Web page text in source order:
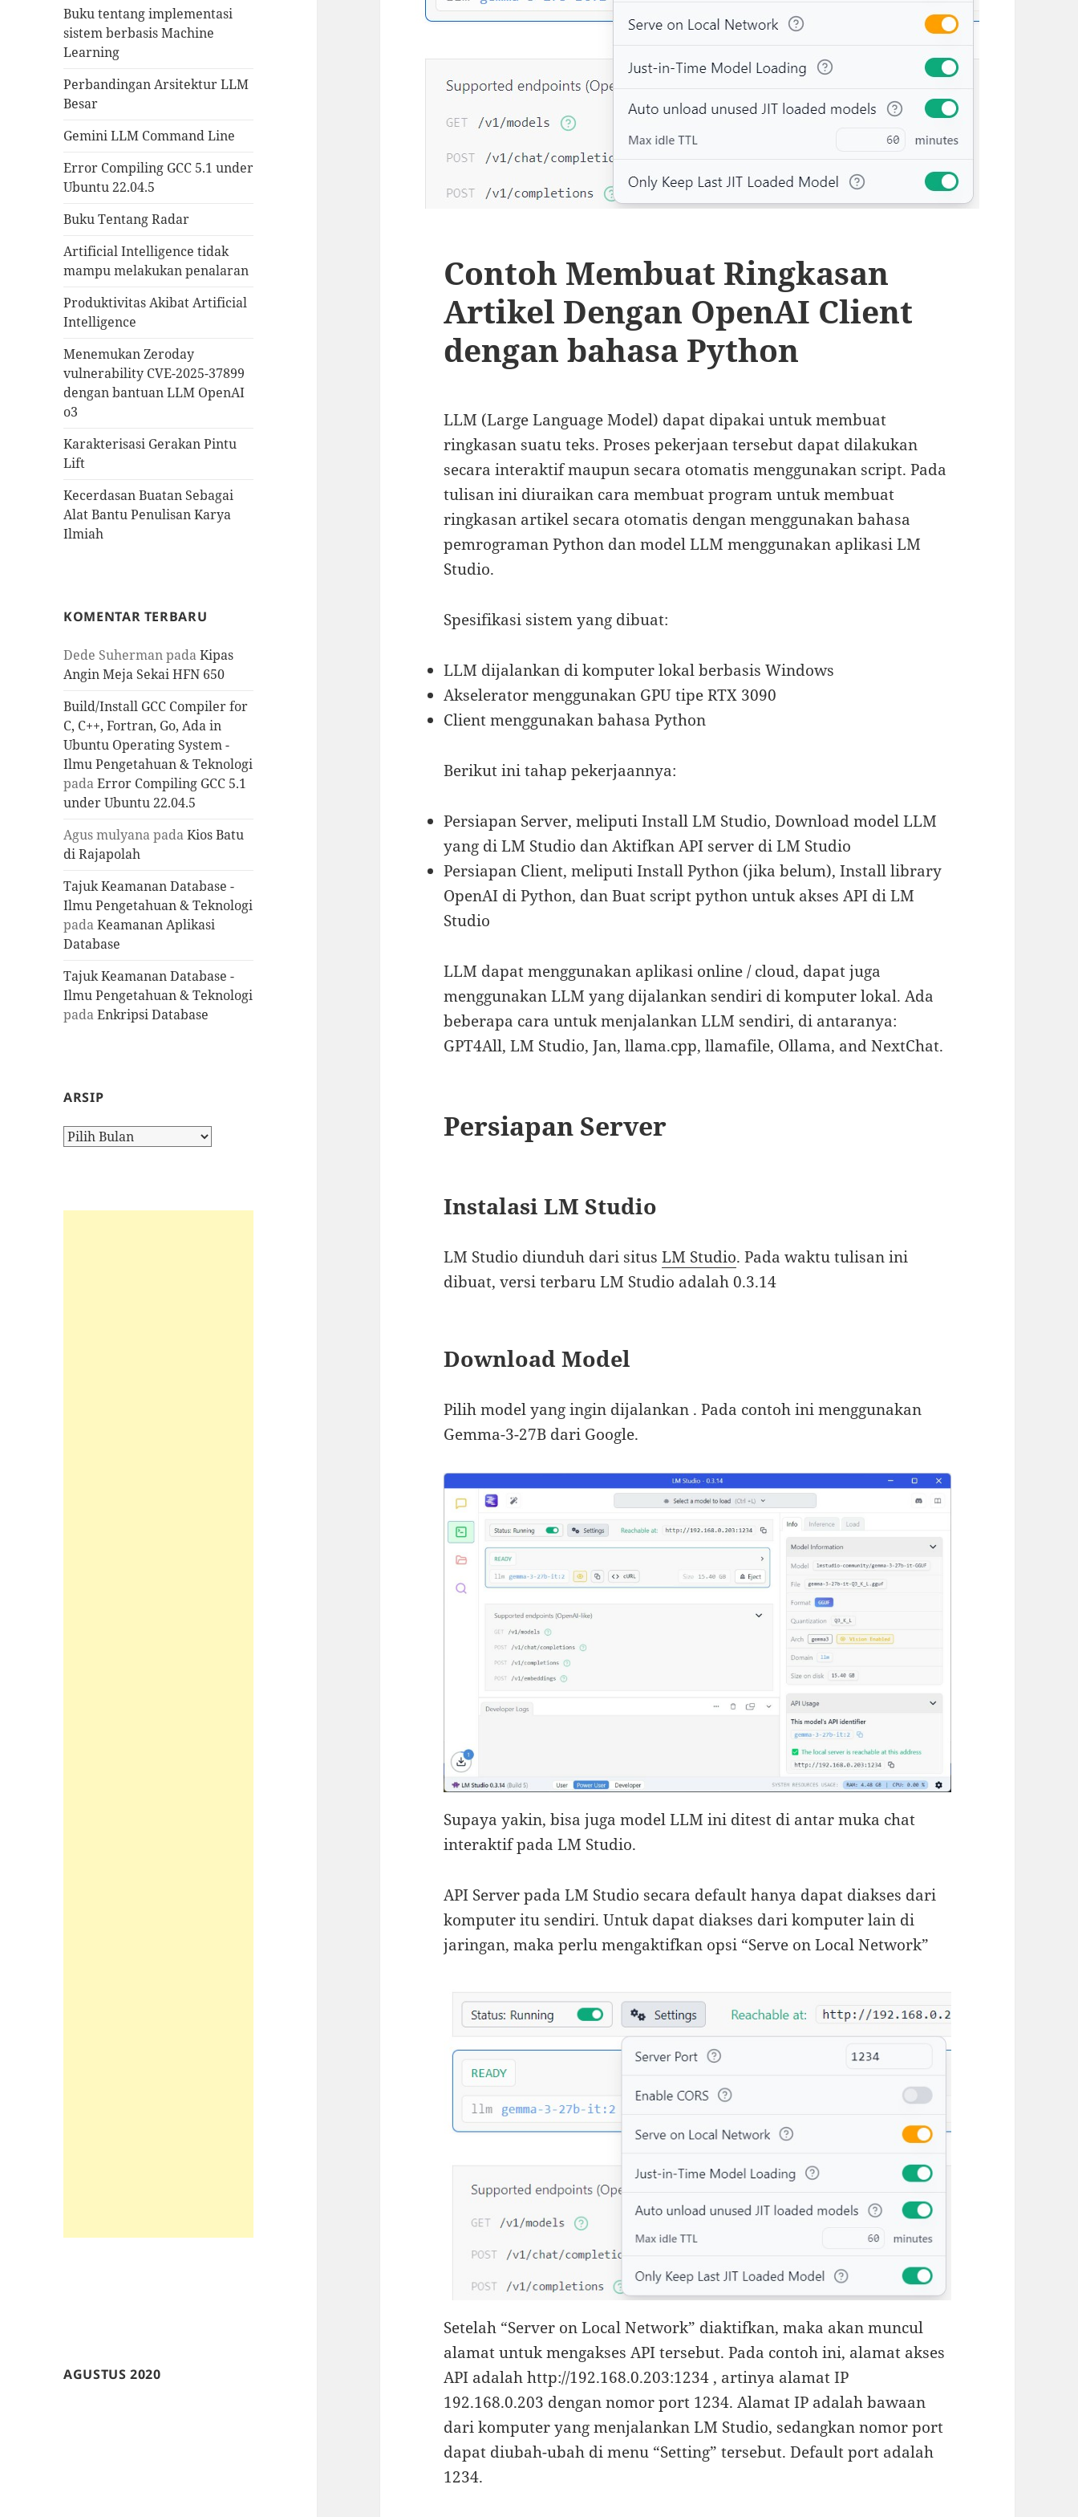
Buku tentang implementasi
sistem berbasis Machine
Learning
Perbandingan Arsitektur LLM
Besar
Gemini LLM Command Line
Error Compiling GCC 5.1 under
Ubuntu 22.04.5
Buku Tentang Radar
Artificial Intelligence tidak
mampu melakukan penalaran
Produktivitas Akibat Artificial
Intelligence
Menemukan Zeroday
vulnerability CVE-2025-37899
dengan bantuan LLM OpenAI
o3
Karakterisasi Gerakan Pintu
Lift
Kecerdasan Buatan Sebagai
Alat Bantu Penulisan Karya
Ilmiah
KOMENTAR TERBARU
Dede SuhermanpadaKipas
Angin Meja Sekai HFN 650
Build/Install GCC Compiler for
C, C++, Fortran, Go, Ada in
Ubuntu Operating System -
Ilmu Pengetahuan & Teknologi
padaError Compiling GCC 5.1
under Ubuntu 22.04.5
Agus mulyanapadaKios Batu
di Rajapolah
Tajuk Keamanan Database -
Ilmu Pengetahuan & Teknologi
padaKeamanan Aplikasi
Database
Tajuk Keamanan Database -
Ilmu Pengetahuan & Teknologi
padaEnkripsi Database
ARSIP
Arsip
AGUSTUS 2020
Contoh Membuat Ringkasan
Artikel Dengan OpenAI Client
dengan bahasa Python
LLM (Large Language Model) dapat dipakai untuk membuat
ringkasan suatu teks. Proses pekerjaan tersebut dapat dilakukan
secara interaktif maupun secara otomatis menggunakan script. Pada
tulisan ini diuraikan cara membuat program untuk membuat
ringkasan artikel secara otomatis dengan menggunakan bahasa
pemrograman Python dan model LLM menggunakan aplikasi LM
Studio.
Spesifikasi sistem yang dibuat:
LLM dijalankan di komputer lokal berbasis Windows
Akselerator menggunakan GPU tipe RTX 3090
Client menggunakan bahasa Python
Berikut ini tahap pekerjaannya:
Persiapan Server, meliputi Install LM Studio, Download model LLM
yang di LM Studio dan Aktifkan API server di LM Studio
Persiapan Client, meliputi Install Python (jika belum), Install library
OpenAI di Python, dan Buat script python untuk akses API di LM
Studio
LLM dapat menggunakan aplikasi online / cloud, dapat juga
menggunakan LLM yang dijalankan sendiri di komputer lokal. Ada
beberapa cara untuk menjalankan LLM sendiri, di antaranya:
GPT4All, LM Studio, Jan, llama.cpp, llamafile, Ollama, and NextChat.
Persiapan Server
Instalasi LM Studio
LM Studio diunduh dari situsLM Studio. Pada waktu tulisan ini
dibuat, versi terbaru LM Studio adalah 0.3.14
Download Model
Pilih model yang ingin dijalankan . Pada contoh ini menggunakan
Gemma-3-27B dari Google.
Supaya yakin, bisa juga model LLM ini ditest di antar muka chat
interaktif pada LM Studio.
API Server pada LM Studio secara default hanya dapat diakses dari
komputer itu sendiri. Untuk dapat diakses dari komputer lain di
jaringan, maka perlu mengaktifkan opsi “Serve on Local Network”
Setelah “Server on Local Network” diaktifkan, maka akan muncul
alamat untuk mengakses API tersebut. Pada contoh ini, alamat akses
API adalah http://192.168.0.203:1234 , artinya alamat IP
192.168.0.203 dengan nomor port 1234. Alamat IP adalah bawaan
dari komputer yang menjalankan LM Studio, sedangkan nomor port
dapat diubah-ubah di menu “Setting” tersebut. Default port adalah
1234.